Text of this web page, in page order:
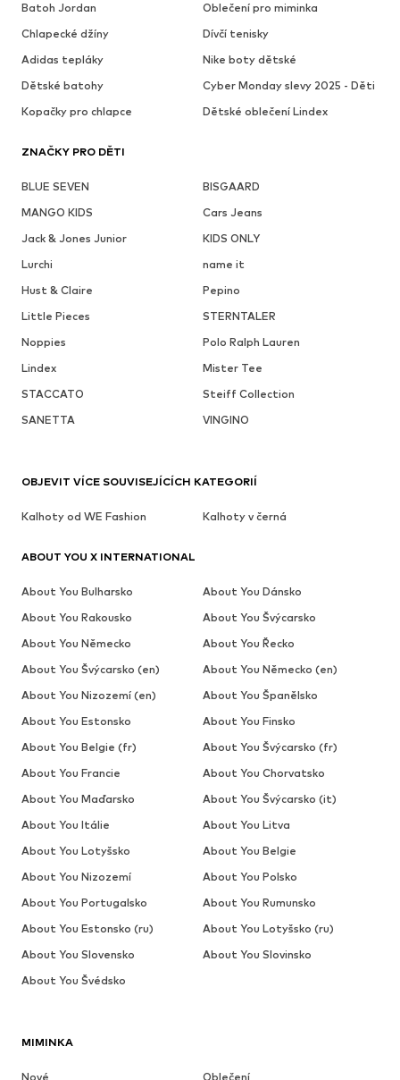
Batoh Jordan
Oblečení pro miminka
Chlapecké džíny
Dívčí tenisky
Adidas tepláky
Nike boty dětské
Dětské batohy
Cyber Monday slevy 2025 - Děti
Kopačky pro chlapce
Dětské oblečení Lindex
ZNAČKY PRO DĚTI
BLUE SEVEN
BISGAARD
MANGO KIDS
Cars Jeans
Jack & Jones Junior
KIDS ONLY
Lurchi
name it
Hust & Claire
Pepino
Little Pieces
STERNTALER
Noppies
Polo Ralph Lauren
Lindex
Mister Tee
STACCATO
Steiff Collection
SANETTA
VINGINO
MIMINKA
Nové
Oblečení
OBJEVIT VÍCE SOUVISEJÍCÍCH KATEGORIÍ
Kalhoty od WE Fashion Kalhoty v černá
ABOUT YOU X INTERNATIONAL
About You Bulharsko
About You Dánsko
About You Rakousko
About You Švýcarsko
About You Německo
About You Řecko
About You Švýcarsko (en)
About You Německo (en)
About You Nizozemí (en)
About You Španělsko
About You Estonsko
About You Finsko
About You Belgie (fr)
About You Švýcarsko (fr)
About You Francie
About You Chorvatsko
About You Maďarsko
About You Švýcarsko (it)
About You Itálie
About You Litva
About You Lotyšsko
About You Belgie
About You Nizozemí
About You Polsko
About You Portugalsko
About You Rumunsko
About You Estonsko (ru)
About You Lotyšsko (ru)
About You Slovensko
About You Slovinsko
About You Švédsko